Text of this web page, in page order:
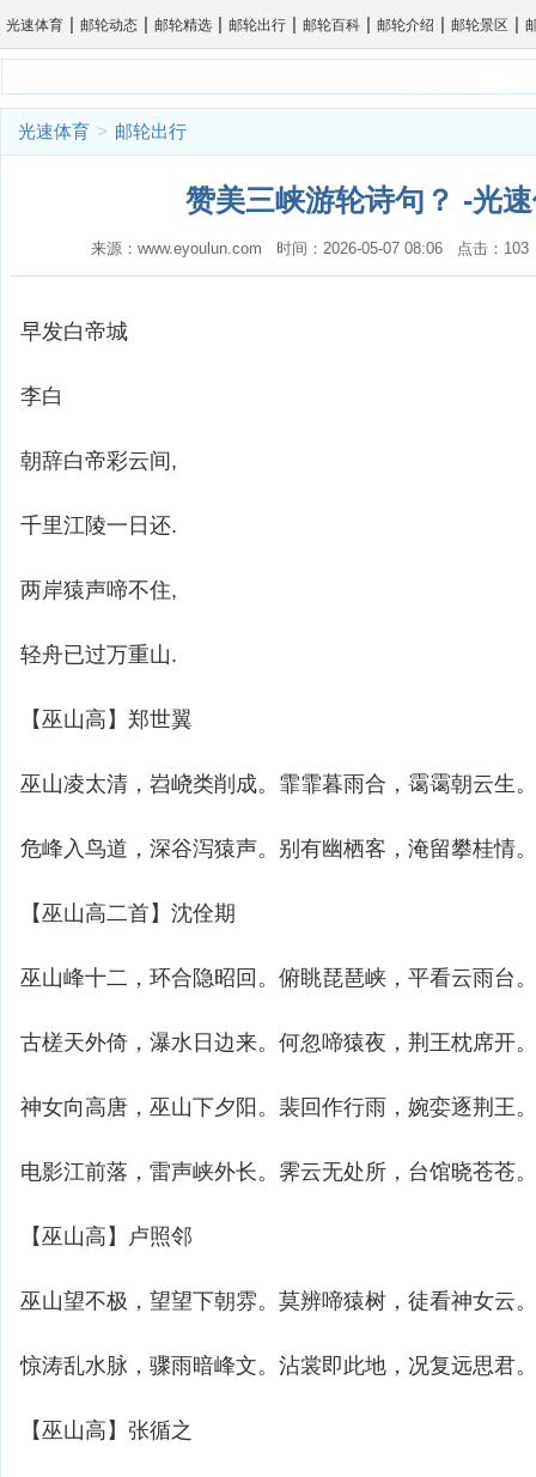
光速体育 | 邮轮动态 | 邮轮精选 | 邮轮出行 | 邮轮百科 | 邮轮介绍 | 邮轮景区 |
光速体育 > 邮轮出行
赞美三峡游轮诗句？ -光
来源：www.eyoulun.com 时间：2026-05-07 08:06 点击：
早发白帝城
李白
朝辞白帝彩云间,
千里江陵一日还.
两岸猿声啼不住,
轻舟已过万重山.
【巫山高】郑世翼
巫山凌太清，岧峣类削成。霏霏暮雨合，霭霭朝云生。
危峰入鸟道，深谷泻猿声。别有幽栖客，淹留攀桂情。
【巫山高二首】沈佺期
巫山峰十二，环合隐昭回。俯眺琵琶峡，平看云雨台。
古槎天外倚，瀑水日边来。何忽啼猿夜，荆王枕席开。
神女向高唐，巫山下夕阳。裴回作行雨，婉娈逐荆王。
电影江前落，雷声峡外长。霁云无处所，台馆晓苍苍。
【巫山高】卢照邻
巫山望不极，望望下朝雰。莫辨啼猿树，徒看神女云。
惊涛乱水脉，骤雨暗峰文。沾裳即此地，况复远思君。
【巫山高】张循之